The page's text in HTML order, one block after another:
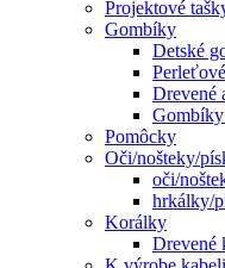
Projektové
Gombíky
Detské
Drevené
Gombíky
Pomôcky
Oči/nošteky/
oči/
hrkálky/
Korálky
Drevené